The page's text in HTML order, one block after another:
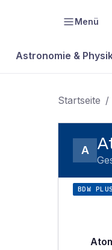
Menü
Astronomie &
Startseite /
A
BDW PLUS